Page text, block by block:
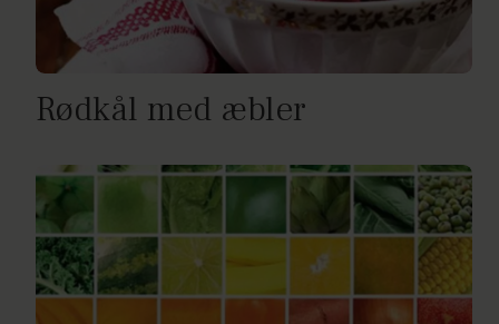
Rødkål med æbler